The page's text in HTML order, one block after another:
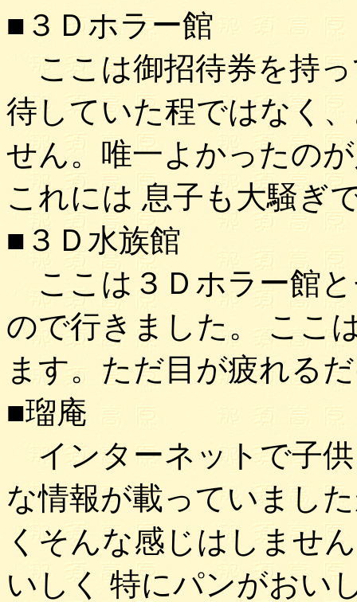
■３Ｄホラー館
ここは御招待券を持
待していた程ではなく
せん。唯一よかったの
これには 息子も大騒ぎ
■３Ｄ水族館
ここは３Ｄホラー館
ので行きました。 ここ
ます。ただ目が疲れる
■瑠庵
インターネットで子
な情報が載っていまし
くそんな感じはしませ
いしく 特にパンがおい